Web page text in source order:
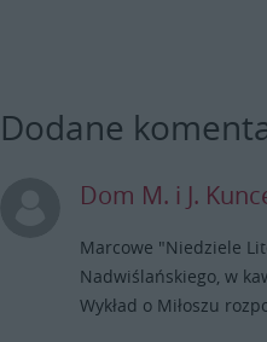
Dodane
Dom M. i J.
Marcowe "Niedziele
Nadwiślańskiego, w
Wykład o Miłoszu